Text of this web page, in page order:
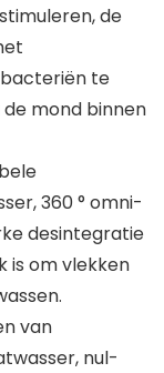
de
te
mond binnen
360 ° omni-
desintegratie
is om vlekken
van
nul-